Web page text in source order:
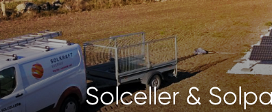
Solceller &